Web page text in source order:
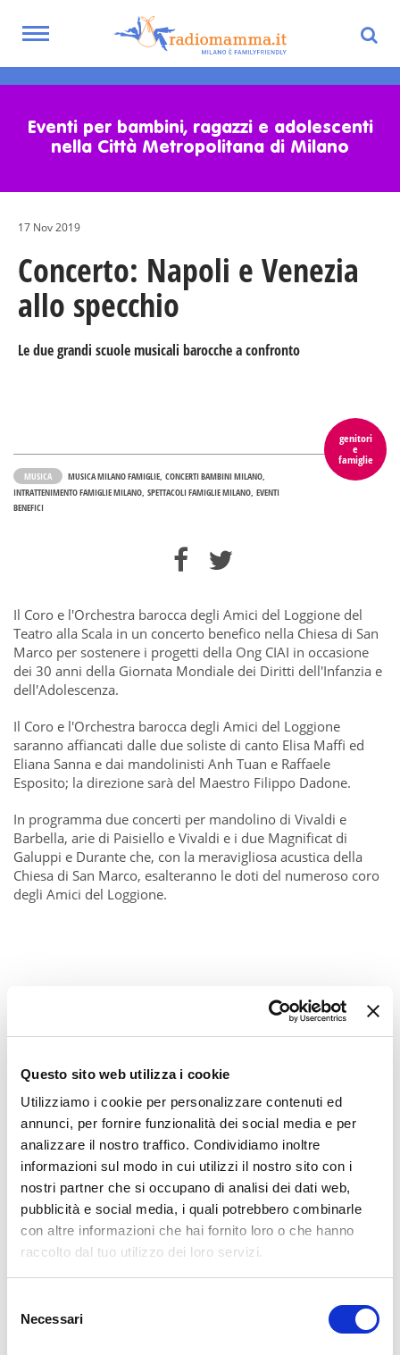
Questo sito web utilizza i cookie
Utilizziamo i cookie per personalizzare contenuti ed
annunci, per fornire funzionalità dei social media e per
analizzare il nostro traffico. Condividiamo inoltre
informazioni sul modo in cui utilizzi il nostro sito con i
nostri partner che si occupano di analisi dei dati web,
pubblicità e social media, i quali potrebbero combinarle
con altre informazioni che hai fornito loro o che hanno
raccolto dal tuo utilizzo dei loro servizi.
delNecessari
content
Toggle
Eventi per bambini, ragazzi e adolescenti
nella Città Metropolitana di Milano
17 Nov 2019
Concerto: Napoli e Venezia
allo specchio
Le due grandi scuole musicali barocche a confronto
genitori
e
famiglie
MUSICA MUSICA MILANO FAMIGLIE CONCERTI BAMBINI MILANO
INTRATTENIMENTO FAMIGLIE MILANO SPETTACOLI FAMIGLIE MILANO EVENTI
BENEFICI
Il Coro e l'Orchestra barocca degli Amici del Loggione del
Teatro alla Scala in un concerto benefico nella Chiesa di San
Marco per sostenere i progetti della Ong CIAI in occasione
dei 30 anni della Giornata Mondiale dei Diritti dell'Infanzia e
dell'Adolescenza.
Il Coro e l'Orchestra barocca degli Amici del Loggione
saranno affiancati dalle due soliste di canto Elisa Maffi ed
Eliana Sanna e dai mandolinisti Anh Tuan e Raffaele
Esposito; la direzione sarà del Maestro Filippo Dadone.
In programma due concerti per mandolino di Vivaldi e
Barbella, arie di Paisiello e Vivaldi e i due Magnificat di
Galuppi e Durante che, con la meravigliosa acustica della
Chiesa di San Marco, esalteranno le doti del numeroso coro
degli Amici del Loggione.